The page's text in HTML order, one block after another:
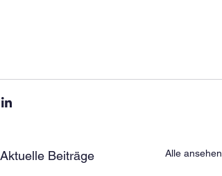
Aktuelle Beiträge Alle ansehen